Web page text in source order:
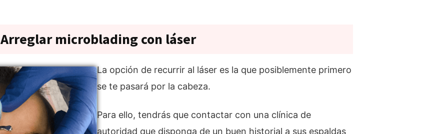
Arreglar microblading con láser
La opción de recurrir al láser es la que posiblemente primero
se te pasará por la cabeza.
Para ello, tendrás que contactar con una clínica de
autoridad que disponga de un buen historial a sus espaldas